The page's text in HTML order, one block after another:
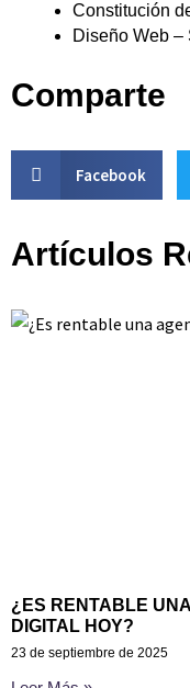
Constitución
Diseño Web –
Comparte
Facebook
Artículos
¿ES RENTABLE
DIGITAL HOY?
23 de septiembre de 2025